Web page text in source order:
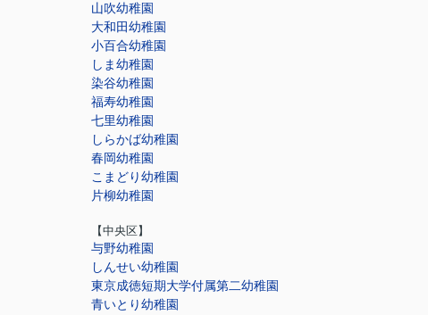
山吹幼稚園
大和田幼稚園
小百合幼稚園
しま幼稚園
染谷幼稚園
福寿幼稚園
七里幼稚園
しらかば幼稚園
春岡幼稚園
こまどり幼稚園
片柳幼稚園
【中央区】
与野幼稚園
しんせい幼稚園
東京成徳短期大学付属第二幼稚園
青いとり幼稚園